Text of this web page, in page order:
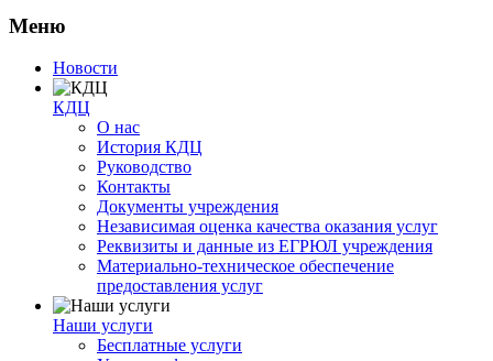
Меню
Новости
КДЦ
О нас
История КДЦ
Руководство
Контакты
Документы учреждения
Независимая оценка качества оказания услуг
Реквизиты и данные из ЕГРЮЛ учреждения
Материально-техническое обеспечение
предоставления услуг
Наши услуги
Бесплатные услуги